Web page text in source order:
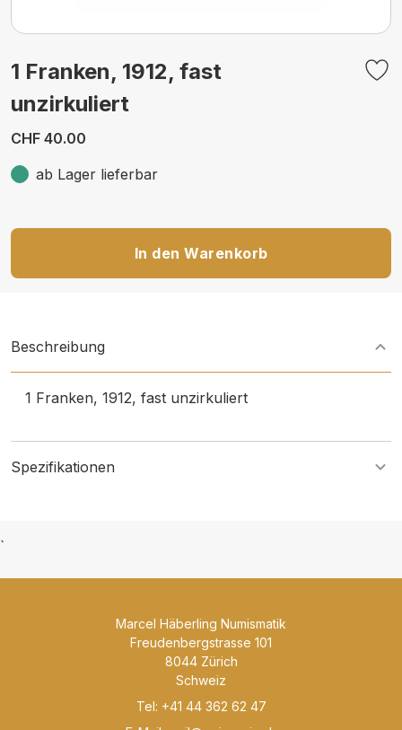
1 Franken, 1912, fast
unzirkuliert
CHF 40.00
ab Lager lieferbar
In den Warenkorb
Beschreibung
1 Franken, 1912, fast unzirkuliert
Spezifikationen
`
Marcel Häberling Numismatik
Freudenbergstrasse 101
8044 Zürich
Schweiz
Tel: +41 44 362 62 47